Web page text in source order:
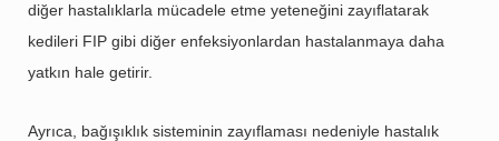
diğer hastalıklarla mücadele etme yeteneğini zayıflatarak
kedileri FIP gibi diğer enfeksiyonlardan hastalanmaya daha
yatkın hale getirir.
Ayrıca, bağışıklık sisteminin zayıflaması nedeniyle hastalık